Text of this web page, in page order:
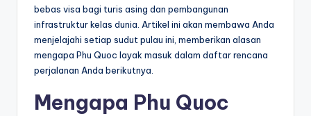
bebas visa bagi turis asing dan pembangunan
infrastruktur kelas dunia. Artikel ini akan membawa Anda
menjelajahi setiap sudut pulau ini, memberikan alasan
mengapa Phu Quoc layak masuk dalam daftar rencana
perjalanan Anda berikutnya.
Mengapa Phu Quoc